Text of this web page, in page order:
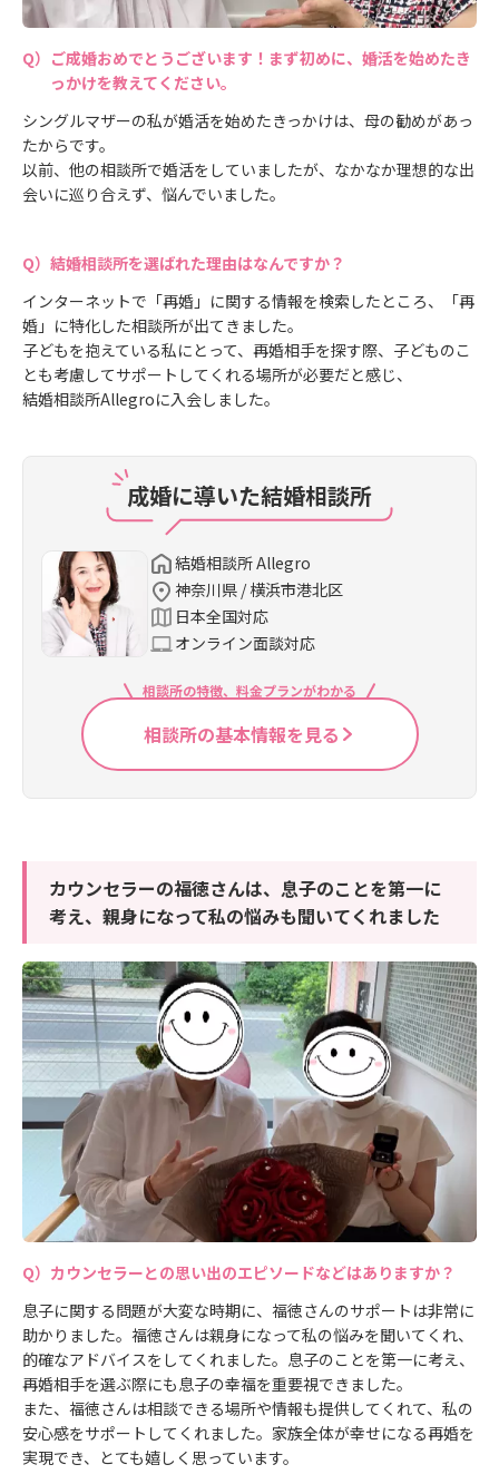
ご成婚おめでとうございます！まず初めに、婚活を始めたき
っかけを教えてください。
シングルマザーの私が婚活を始めたきっかけは、母の勧めがあっ
たからです。
以前、他の相談所で婚活をしていましたが、なかなか理想的な出
会いに巡り合えず、悩んでいました。
結婚相談所を選ばれた理由はなんですか？
インターネットで「再婚」に関する情報を検索したところ、「再
婚」に特化した相談所が出てきました。
子どもを抱えている私にとって、再婚相手を探す際、子どものこ
とも考慮してサポートしてくれる場所が必要だと感じ、
結婚相談所Allegroに入会しました。
成婚に導いた結婚相談所
結婚相談所 Allegro
神奈川県 / 横浜市港北区
日本全国対応
オンライン面談対応
相談所の特徴、料金プランがわかる
相談所の基本情報を見る
カウンセラーの福徳さんは、息子のことを第一に
考え、親身になって私の悩みも聞いてくれました
カウンセラーとの思い出のエピソードなどはありますか？
息子に関する問題が大変な時期に、福徳さんのサポートは非常に
助かりました。福徳さんは親身になって私の悩みを聞いてくれ、
的確なアドバイスをしてくれました。息子のことを第一に考え、
再婚相手を選ぶ際にも息子の幸福を重要視できました。
また、福徳さんは相談できる場所や情報も提供してくれて、私の
安心感をサポートしてくれました。家族全体が幸せになる再婚を
実現でき、とても嬉しく思っています。